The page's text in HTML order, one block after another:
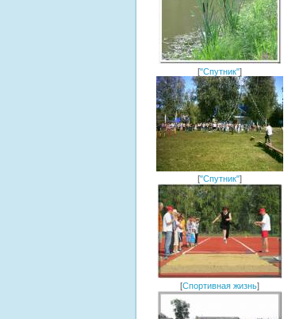
["Спутник"]
["Спутник"]
[Спортивная жизнь]